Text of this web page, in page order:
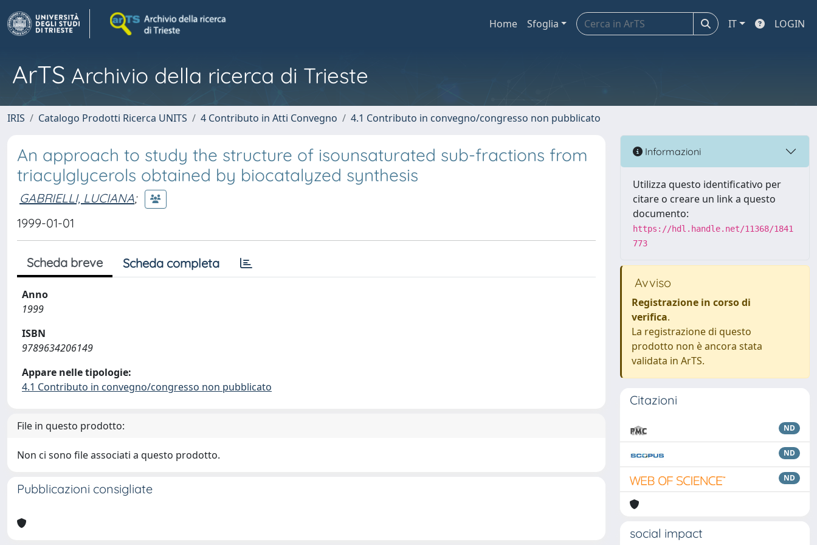
Home Sfoglia IT LOGIN
ArTS Archivio della ricerca di Trieste
IRIS Catalogo Prodotti Ricerca UNITS 4 Contributo in Atti Convegno 4.1 Contributo in convegno/congresso non pubblicato
An approach to study the structure of isounsaturated sub-fractions from
triacylglycerols obtained by biocatalyzed synthesis
GABRIELLI, LUCIANA;
1999-01-01
Scheda breve Scheda completa
Anno
1999
ISBN
9789634206149
Appare nelle tipologie:
4.1 Contributo in convegno/congresso non pubblicato
File in questo prodotto:
Non ci sono file associati a questo prodotto.
Pubblicazioni consigliate
Informazioni
Utilizza questo identificativo per
citare o creare un link a questo
documento:
https://hdl.handle.net/11368/1841
773
Avviso
Registrazione in corso di
verifica.
La registrazione di questo
prodotto non è ancora stata
validata in ArTS.
Citazioni
ND
ND
ND
social impact